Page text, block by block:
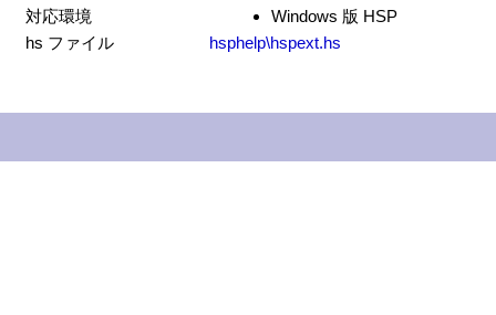
対応環境
Windows 版 HSP
hs ファイル
hsphelp\hspext.hs